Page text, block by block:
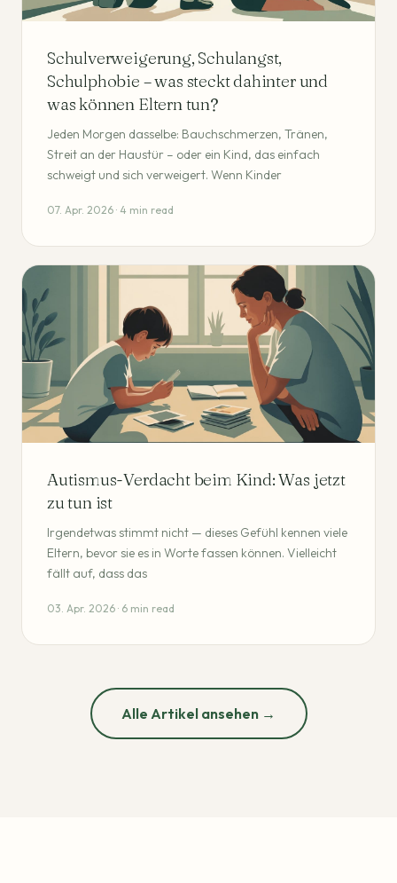
Schulverweigerung, Schulangst,
Schulphobie – was steckt dahinter und
was können Eltern tun?
Jeden Morgen dasselbe: Bauchschmerzen, Tränen,
Streit an der Haustür – oder ein Kind, das einfach
schweigt und sich verweigert. Wenn Kinder
07. Apr. 2026 · 4 min read
Autismus-Verdacht beim Kind: Was jetzt
zu tun ist
Irgendetwas stimmt nicht — dieses Gefühl kennen viele
Eltern, bevor sie es in Worte fassen können. Vielleicht
fällt auf, dass das
03. Apr. 2026 · 6 min read
Alle Artikel ansehen →